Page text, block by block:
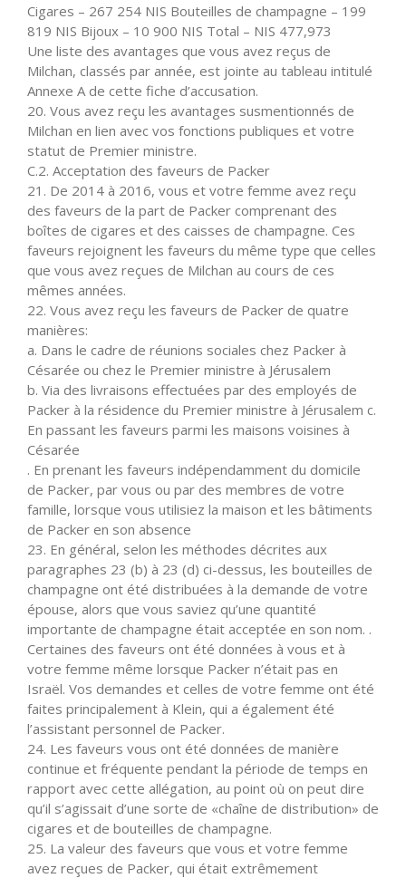
Cigares – 267 254 NIS Bouteilles de champagne – 199
819 NIS Bijoux – 10 900 NIS Total – NIS 477,973
Une liste des avantages que vous avez reçus de
Milchan, classés par année, est jointe au tableau intitulé
Annexe A de cette fiche d’accusation.
20. Vous avez reçu les avantages susmentionnés de
Milchan en lien avec vos fonctions publiques et votre
statut de Premier ministre.
C.2. Acceptation des faveurs de Packer
21. De 2014 à 2016, vous et votre femme avez reçu
des faveurs de la part de Packer comprenant des
boîtes de cigares et des caisses de champagne. Ces
faveurs rejoignent les faveurs du même type que celles
que vous avez reçues de Milchan au cours de ces
mêmes années.
22. Vous avez reçu les faveurs de Packer de quatre
manières:
a. Dans le cadre de réunions sociales chez Packer à
Césarée ou chez le Premier ministre à Jérusalem
b. Via des livraisons effectuées par des employés de
Packer à la résidence du Premier ministre à Jérusalem c.
En passant les faveurs parmi les maisons voisines à
Césarée
. En prenant les faveurs indépendamment du domicile
de Packer, par vous ou par des membres de votre
famille, lorsque vous utilisiez la maison et les bâtiments
de Packer en son absence
23. En général, selon les méthodes décrites aux
paragraphes 23 (b) à 23 (d) ci-dessus, les bouteilles de
champagne ont été distribuées à la demande de votre
épouse, alors que vous saviez qu’une quantité
importante de champagne était acceptée en son nom. .
Certaines des faveurs ont été données à vous et à
votre femme même lorsque Packer n’était pas en
Israël. Vos demandes et celles de votre femme ont été
faites principalement à Klein, qui a également été
l’assistant personnel de Packer.
24. Les faveurs vous ont été données de manière
continue et fréquente pendant la période de temps en
rapport avec cette allégation, au point où on peut dire
qu’il s’agissait d’une sorte de «chaîne de distribution» de
cigares et de bouteilles de champagne.
25. La valeur des faveurs que vous et votre femme
avez reçues de Packer, qui était extrêmement